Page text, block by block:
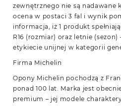
zewnętrznego nie są nadawane
ocena w postaci 3 fal i wynik
informacja, iż 1 produkt
R16 (rozmiar) oraz letnie (sezon)
etykiecie unijnej w kategorii
Firma Michelin
Opony Michelin pochodzą z
ponad 100 lat. Marka jest
premium – jej modele